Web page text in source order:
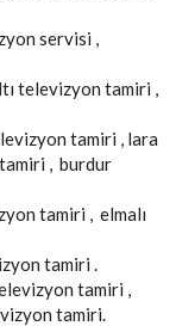
servisi ,
televizyon tamiri ,
tamiri , lara
, burdur
tamiri , elmalı
tamiri .
tamiri ,
tamiri.